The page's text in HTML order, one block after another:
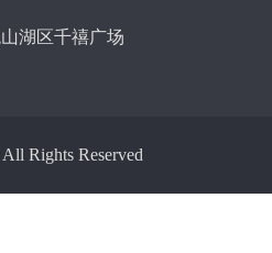
湖区千禧广场
Rights Reserved